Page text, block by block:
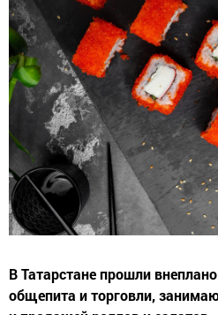
В Татарстане прошли
общепита и торговли,